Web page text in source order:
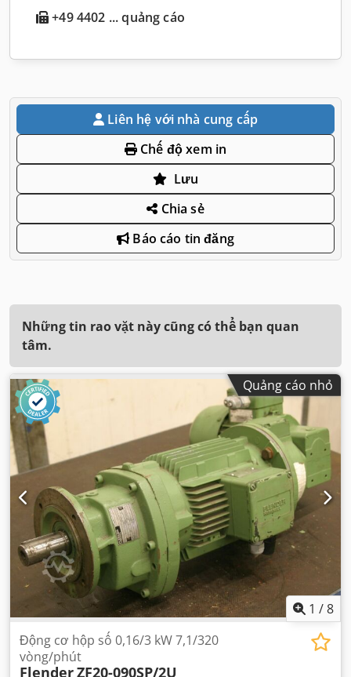
+49 4402 ... quảng cáo
Liên hệ với nhà cung cấp
Chế độ xem in
Lưu
Chia sẻ
Báo cáo tin đăng
Những tin rao vặt này cũng có thể bạn quan
tâm.
Quảng cáo nhỏ
1 /8
Động cơ hộp số 0,16/3 kW 7,1/320
vòng/phút
FlenderZF20-090SP/2U